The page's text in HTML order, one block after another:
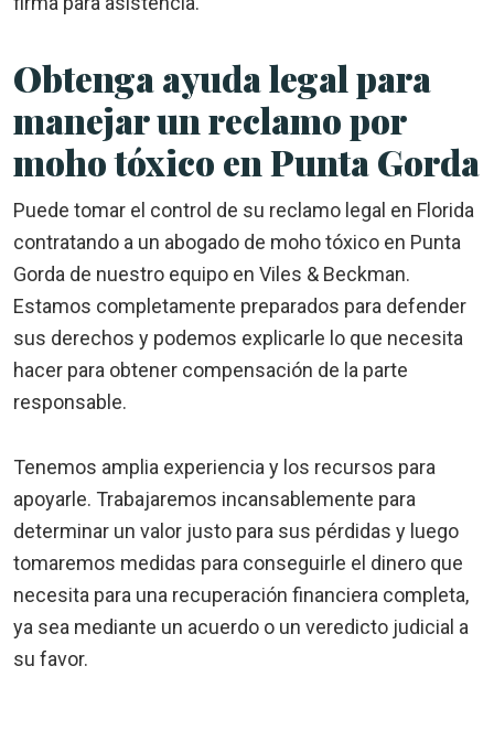
Obtenga ayuda legal para
manejar un reclamo por
moho tóxico en Punta Gorda
Puede tomar el control de su reclamo legal en Florida
contratando a un abogado de moho tóxico en Punta
Gorda de nuestro equipo en Viles & Beckman.
Estamos completamente preparados para defender
sus derechos y podemos explicarle lo que necesita
hacer para obtener compensación de la parte
responsable.
Tenemos amplia experiencia y los recursos para
apoyarle. Trabajaremos incansablemente para
determinar un valor justo para sus pérdidas y luego
tomaremos medidas para conseguirle el dinero que
necesita para una recuperación financiera completa,
ya sea mediante un acuerdo o un veredicto judicial a
su favor.